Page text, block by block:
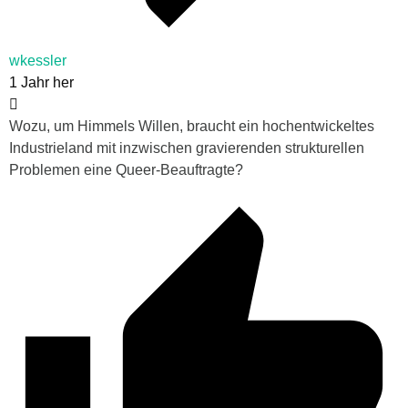
wkessler
1 Jahr her
Wozu, um Himmels Willen, braucht ein hochentwickeltes
Industrieland mit inzwischen gravierenden strukturellen
Problemen eine Queer-Beauftragte?